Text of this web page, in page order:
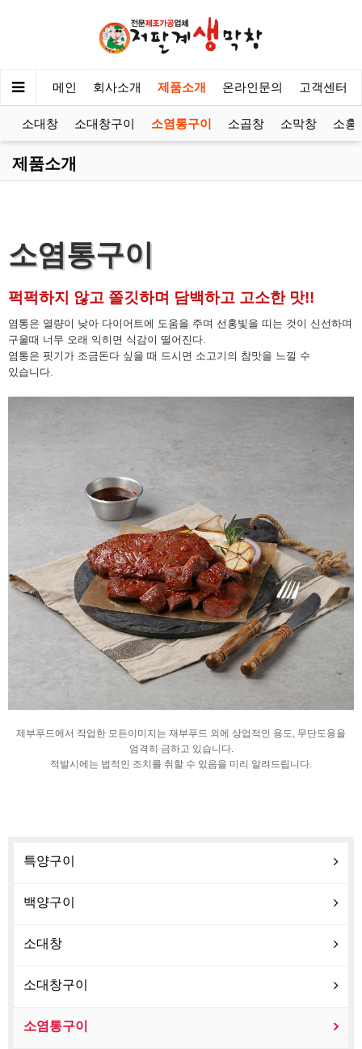
메인 회사소개 제품소개 온라인문의 고객센터
소대창 소대창구이 소염통구이 소곱창 소막창 소홍
제품소개
소염통구이
퍽퍽하지 않고 쫄깃하며 담백하고 고소한 맛!!
염통은 열량이 낮아 다이어트에 도움을 주며 선홍빛을 띠는 것이 신선하며
구울때 너무 오래 익히면 식감이 떨어진다.
염통은 핏기가 조금돈다 싶을 때 드시면 소고기의 참맛을 느낄 수
있습니다.
제부푸드에서 작업한 모든이미지는 재부푸드 외에 상업적인 용도, 무단도용을
엄격히 금하고 있습니다.
적발시에는 법적인 조치를 취할 수 있음을 미리 알려드립니다.
특양구이
백양구이
소대창
소대창구이
소염통구이